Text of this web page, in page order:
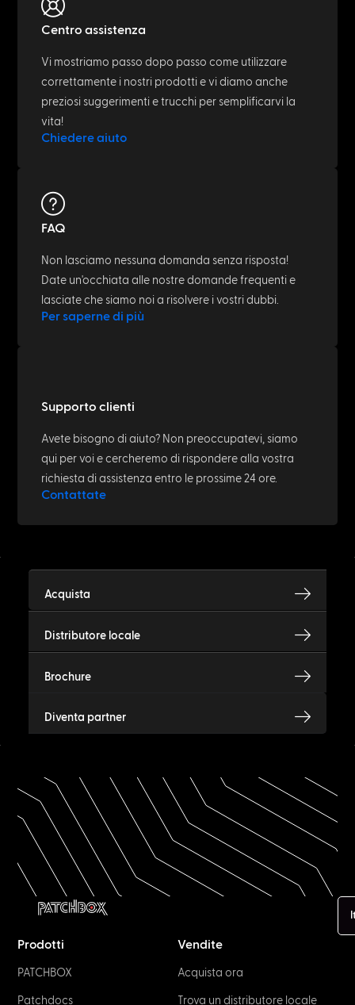
Centro assistenza
Vi mostriamo passo dopo passo come utilizzare
correttamente i nostri prodotti e vi diamo anche
preziosi suggerimenti e trucchi per semplificarvi la
vita!
Chiedere aiuto
FAQ
Non lasciamo nessuna domanda senza risposta!
Date un'occhiata alle nostre domande frequenti e
lasciate che siamo noi a risolvere i vostri dubbi.
Per saperne di più
Supporto clienti
Avete bisogno di aiuto? Non preoccupatevi, siamo
qui per voi e cercheremo di rispondere alla vostra
richiesta di assistenza entro le prossime 24 ore.
Contattate
Acquista
Distributore locale
Brochure
Diventa partner
Prodotti
PATCHBOX
Patchdocs
Vendite
Acquista ora
Trova un distributore locale